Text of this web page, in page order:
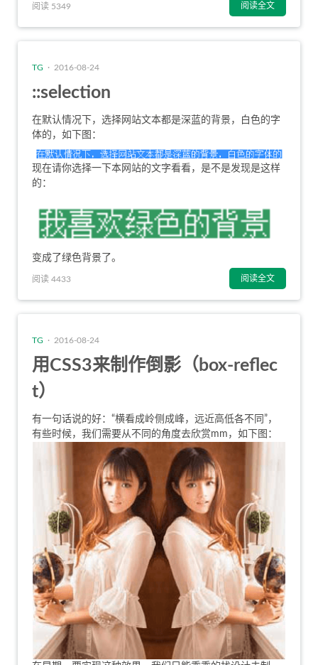
阅读 5349 阅读全文
TG · 2016-08-24
::selection
在默认情况下，选择网站文本都是深蓝的背景，白色的字
体的，如下图：
现在请你选择一下本网站的文字看看，是不是发现是这样
的：
变成了绿色背景了。
阅读 4433 阅读全文
TG · 2016-08-24
用CSS3来制作倒影（box-reflec
t）
有一句话说的好：“横看成岭侧成峰，远近高低各不同”，
有些时候，我们需要从不同的角度去欣赏mm，如下图：